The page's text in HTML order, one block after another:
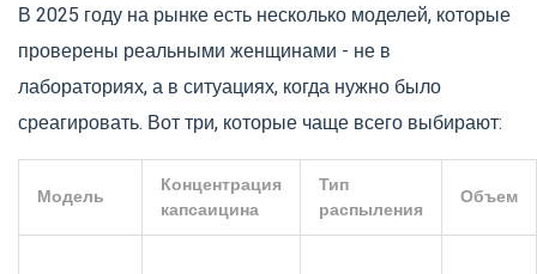
В 2025 году на рынке есть несколько моделей, которые
проверены реальными женщинами - не в
лабораториях, а в ситуациях, когда нужно было
среагировать. Вот три, которые чаще всего выбирают:
Модель
Концентрация
капсаицина
Тип
распыления
Объем